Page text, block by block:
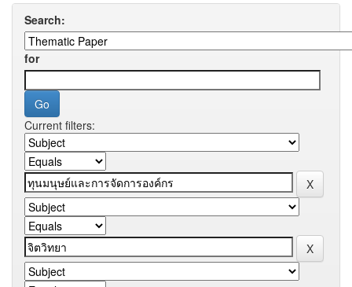
Search:
for
Current filters: